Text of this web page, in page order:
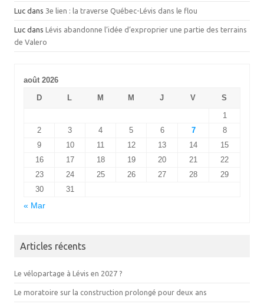
Luc dans 3e lien : la traverse Québec-Lévis dans le flou
Luc dans Lévis abandonne l’idée d’exproprier une partie des terrains
de Valero
août 2026
D
L M M J V
S
1
2
3 4 5 6 7
8
9
10 11 12 13 14
15
16
17 18 19 20 21
22
23
24 25 26 27 28
29
30
31
« Mar
Articles récents
Le vélopartage à Lévis en 2027 ?
Le moratoire sur la construction prolongé pour deux ans